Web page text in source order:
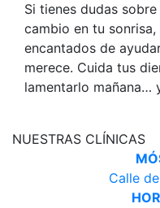
Si tienes dudas
cambio en tu sonrisa,
encantados de
merece. Cuida tus
lamentarlo mañana…
NUESTRAS CLÍNICAS
Calle